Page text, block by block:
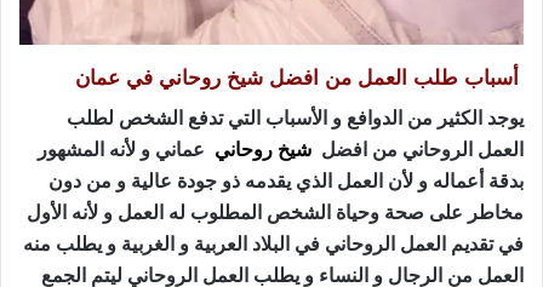
أسباب طلب العمل من افضل شيخ روحاني في عمان
يوجد الكثير من الدوافع و الأسباب التي تدفع الشخص لطلب
العمل الروحاني من افضل شيخ روحاني عماني و لأنه المشهور
بدقة أعماله و لأن العمل الذي يقدمه ذو جودة عالية و من دون
مخاطر على صحة وحياة الشخص المطلوب له العمل و لأنه الأول
في تقديم العمل الروحاني في البلاد العربية و الغربية و يطلب منه
العمل من الرجال و النساء و يطلب العمل الروحاني ليتم الجمع